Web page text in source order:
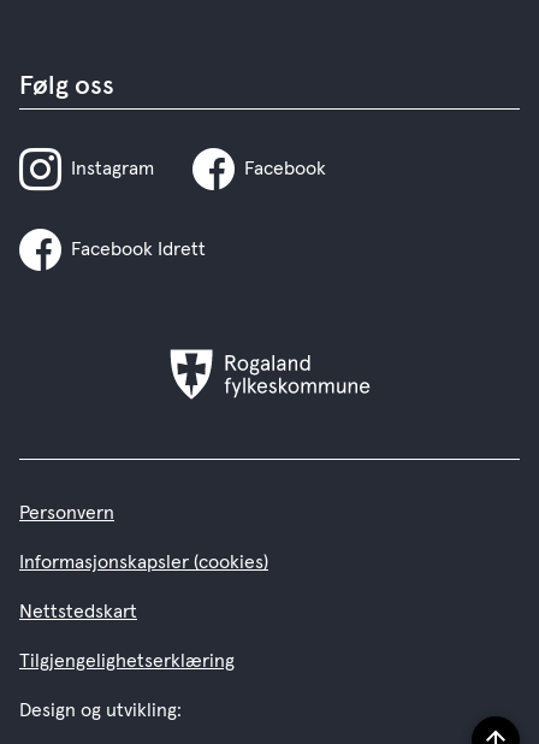
Følg oss
Instagram Facebook
Facebook Idrett
Rogaland
fylkeskommune
Personvern
Informasjonskapsler (cookies)
Nettstedskart
Tilgjengelighetserklæring
Design og utvikling: